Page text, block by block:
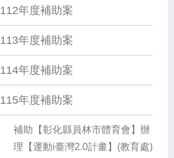
112年度補助案
113年度補助案
114年度補助案
115年度補助案
補助【彰化縣員林市體育會】辦
理【運動i臺灣2.0計畫】(教育處)